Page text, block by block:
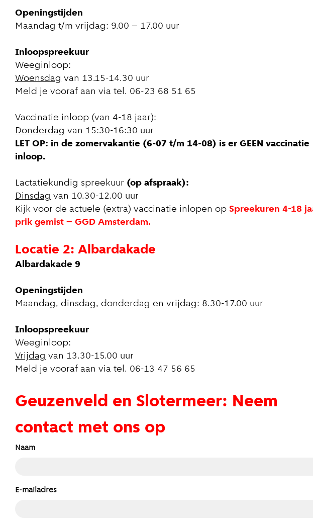
Openingstijden
Maandag t/m vrijdag: 9.00 – 17.00 uur
Inloopspreekuur
Weeginloop:
Woensdag van 13.15-14.30 uur
Meld je vooraf aan via tel. 06-23 68 51 65
Vaccinatie inloop (van 4-18 jaar):
Donderdag van 15:30-16:30 uur
LET OP: in de zomervakantie (6-07 t/m 14-08) is er GEEN vaccinatie
inloop.
Lactatiekundig spreekuur (op afspraak):
Dinsdag van 10.30-12.00 uur
Kijk voor de actuele (extra) vaccinatie inlopen op Spreekuren 4-18
prik gemist – GGD Amsterdam.
Locatie 2: Albardakade
Albardakade 9
Openingstijden
Maandag, dinsdag, donderdag en vrijdag: 8.30-17.00 uur
Inloopspreekuur
Weeginloop:
Vrijdag van 13.30-15.00 uur
Meld je vooraf aan via tel. 06-13 47 56 65
Geuzenveld en Slotermeer: Neem
contact met ons op
Naam
E-mailadres